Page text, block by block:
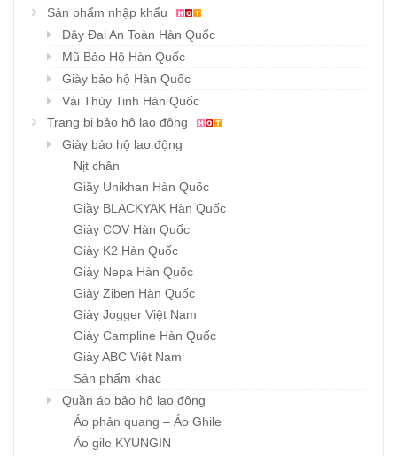
Sản phẩm nhập khẩu
Dây Đai An Toàn Hàn Quốc
Mũ Bảo Hộ Hàn Quốc
Giày bảo hộ Hàn Quốc
Vải Thủy Tinh Hàn Quốc
Trang bị bảo hộ lao động
Giày bảo hộ lao động
Nịt chân
Giầy Unikhan Hàn Quốc
Giầy BLACKYAK Hàn Quốc
Giày COV Hàn Quốc
Giày K2 Hàn Quốc
Giày Nepa Hàn Quốc
Giày Ziben Hàn Quốc
Giày Jogger Việt Nam
Giày Campline Hàn Quốc
Giày ABC Việt Nam
Sản phẩm khác
Quần áo bảo hộ lao động
Áo phản quang – Áo Ghile
Áo gile KYUNGIN